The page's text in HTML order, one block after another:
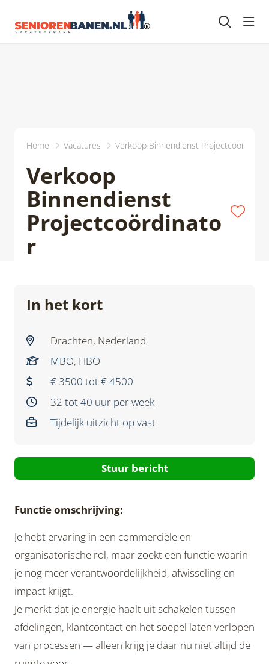
Home Vacatures Verkoop Binnendienst
Verkoop
Binnendienst
Projectcoördinato
r
In het kort
Drachten, Nederland
MBO, HBO
€ 3500 tot € 4500
32 tot 40 uur per week
Tijdelijk uitzicht op vast
Stuur bericht
Functie omschrijving:
Je hebt ervaring in een commerciële en
organisatorische rol, maar zoekt een functie waarin
je nog meer verantwoordelijkheid, afwisseling en
impact krijgt.
Je merkt dat je energie haalt uit schakelen tussen
afdelingen, klantcontact en het soepel laten verlopen
van processen — alleen krijg je daar nu niet altijd de